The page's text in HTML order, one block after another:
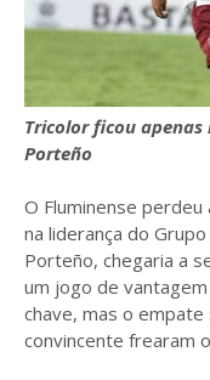
Tricolor ficou apenas
Porteño
O Fluminense
na liderança do
Porteño, chegaria a
um jogo de
chave, mas o
convincente frearam